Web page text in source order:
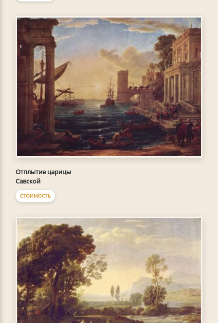
Отплытие царицы
Савской
СТОИМОСТЬ